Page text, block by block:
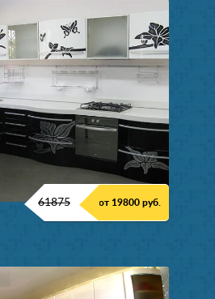
61875 от 19800 руб.